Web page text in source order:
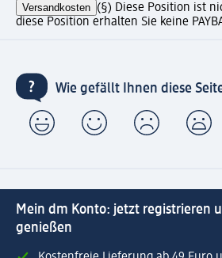
Versandkosten (§) Diese Position ist
diese Position erhalten Sie keine
Wie gefällt Ihnen diese
Mein dm Konto: jetzt registrieren
genießen